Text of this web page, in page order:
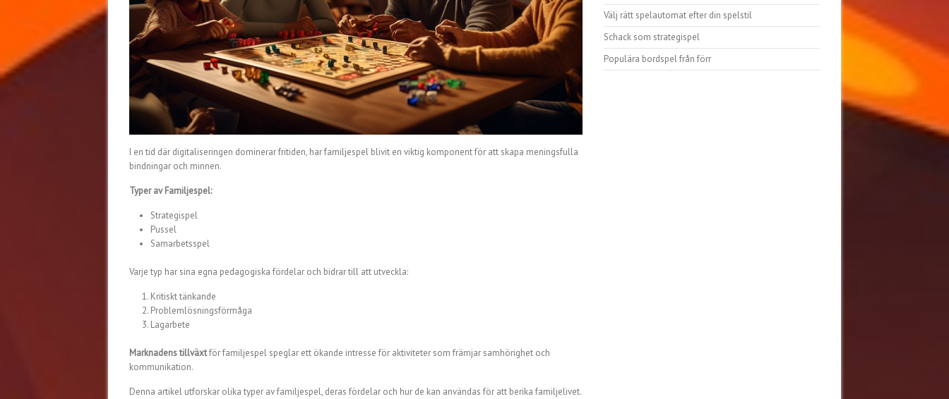
I en tid där digitaliseringen dominerar fritiden, har familjespel blivit en viktig komponent för att skapa meningsfulla
bindningar och minnen.
Typer av Familjespel:
Strategispel
Pussel
Samarbetsspel
Varje typ har sina egna pedagogiska fördelar och bidrar till att utveckla:
Kritiskt tänkande
Problemlösningsförmåga
Lagarbete
Marknadens tillväxtför familjespel speglar ett ökande intresse för aktiviteter som främjar samhörighet och
kommunikation.
Denna artikel utforskar olika typer av familjespel, deras fördelar och hur de kan användas för att berika familjelivet.
Välj rätt spelautomat efter din spelstil
Schack som strategispel
Populära bordspel från förr